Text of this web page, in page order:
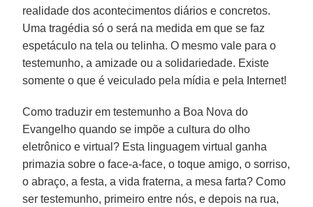
realidade dos acontecimentos diários e concretos.
Uma tragédia só o será na medida em que se faz
espetáculo na tela ou telinha. O mesmo vale para o
testemunho, a amizade ou a solidariedade. Existe
somente o que é veiculado pela mídia e pela Internet!
Como traduzir em testemunho a Boa Nova do
Evangelho quando se impõe a cultura do olho
eletrônico e virtual? Esta linguagem virtual ganha
primazia sobre o face-a-face, o toque amigo, o sorriso,
o abraço, a festa, a vida fraterna, a mesa farta? Como
ser testemunho, primeiro entre nós, e depois na rua,